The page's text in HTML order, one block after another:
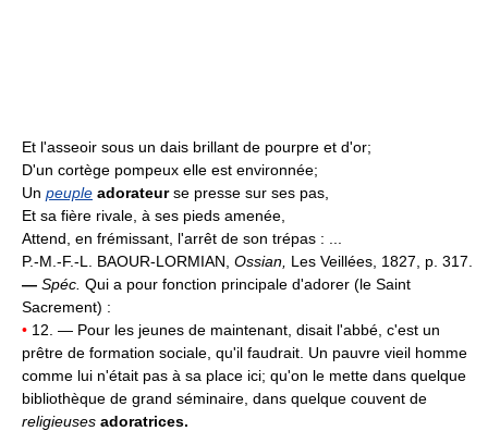
Et l'asseoir sous un dais brillant de pourpre et d'or;
D'un cortège pompeux elle est environnée;
Un peuple adorateurse presse sur ses pas,
Et sa fière rivale, à ses pieds amenée,
Attend, en frémissant, l'arrêt de son trépas : ...
P.-M.-F.-L. BAOUR-LORMIAN, Ossian, Les Veillées, 1827, p. 317.
— Spéc. Qui a pour fonction principale d'adorer (le Saint
Sacrement) :
• 12. — Pour les jeunes de maintenant, disait l'abbé, c'est un
prêtre de formation sociale, qu'il faudrait. Un pauvre vieil homme
comme lui n'était pas à sa place ici; qu'on le mette dans quelque
bibliothèque de grand séminaire, dans quelque couvent de
religieuses adoratrices.